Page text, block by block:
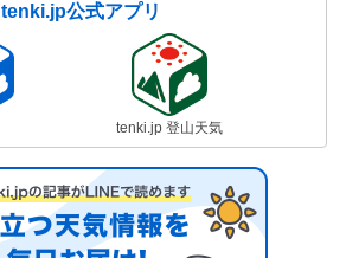
tenki.jp公式アプリ
tenki.jp 登山天気